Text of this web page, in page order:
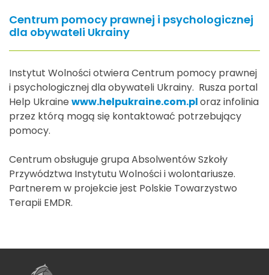
Centrum pomocy prawnej i psychologicznej
dla obywateli Ukrainy
Instytut Wolności otwiera Centrum pomocy prawnej
i psychologicznej dla obywateli Ukrainy. Rusza portal
Help Ukraine www.helpukraine.com.ploraz infolinia
przez którą mogą się kontaktować potrzebujący
pomocy.
Centrum obsługuje grupa Absolwentów Szkoły
Przywództwa Instytutu Wolności i wolontariusze.
Partnerem w projekcie jest Polskie Towarzystwo
Terapii EMDR.